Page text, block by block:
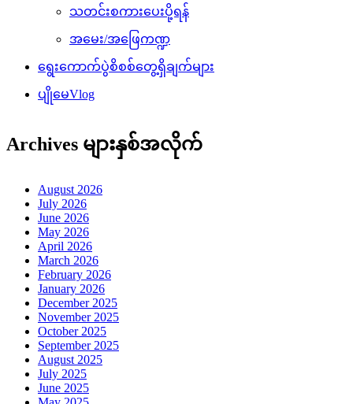
သတင်းစကားပေးပို့ရန်
အမေး/အဖြေကဏ္ဍ
ရွေးကောက်ပွဲစိစစ်တွေ့ရှိချက်များ
ပျိုမေVlog
Archives များနှစ်အလိုက်
August 2026
July 2026
June 2026
May 2026
April 2026
March 2026
February 2026
January 2026
December 2025
November 2025
October 2025
September 2025
August 2025
July 2025
June 2025